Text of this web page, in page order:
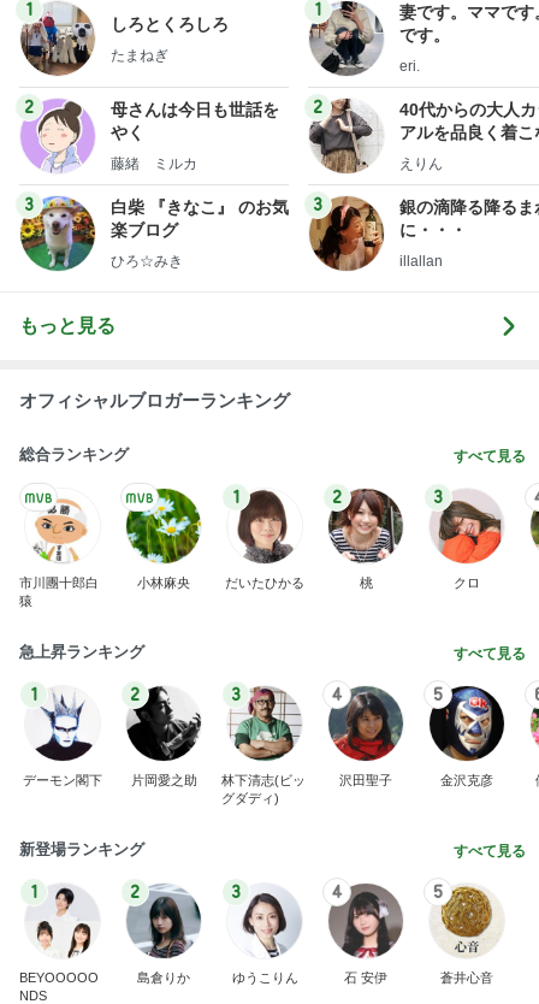
1
しろとくろしろ
たまねぎ
2
母さんは今日も世話を
やく
藤緒 ミルカ
3
白柴 『きなこ』 のお気
楽ブログ
ひろ☆みき
1
妻です。ママです
です。
eri.
2
40代からの大人
アルを品良く着こ
ファッションブロ
えりん
3
銀の滴降る降るま
に・・・
illallan
もっと見る
オフィシャルブロガーランキング
総合ランキング すべて見る
市川團十郎白
猿
小林麻央
1
だいたひかる
2
桃
3
クロ
急上昇ランキング すべて見る
1
デーモン閣下
2
片岡愛之助
3
林下清志(ビッ
グダディ)
4
沢田聖子
5
金沢克彦
新登場ランキング すべて見る
1
BEYOOOOO
NDS
2
島倉りか
3
ゆうこりん
4
石 安伊
5
蒼井心音